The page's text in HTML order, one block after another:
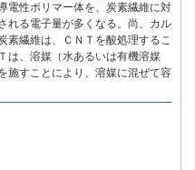
電性ポリマー体を、炭素繊維に対
れる電子量が多くなる。尚、カル
素繊維は、ＣＮＴを酸処理するこ
は、溶媒（水あるいは有機溶媒
施すことにより、溶媒に混ぜて容